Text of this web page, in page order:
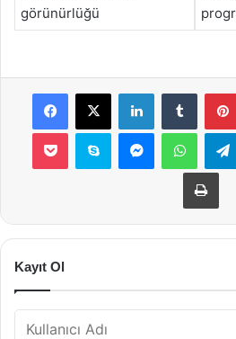
görünürlüğü
Facebook
X LinkedInTumblr
Pocket Skype Messenger
Kayıt Ol